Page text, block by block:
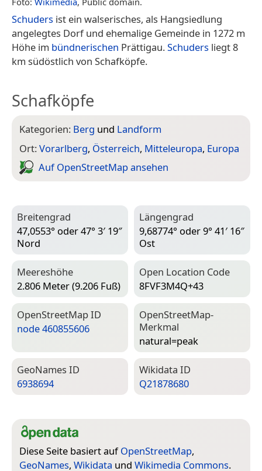
Schuders ist ein walserisches, als Hangsiedlung
angelegtes Dorf und ehemalige Gemeinde in 1272 m
Höhe im bündnerischen Prättigau.Schuders liegt 8
km südöstlich von Schafköpfe.
Schafköpfe
Kategorien: Berg und Landform
Ort:Vorarlberg, Österreich, Mitteleuropa, Europa
Auf Open­Street­Map ansehen
Breitengrad
47,0553° oder 47° 3′ 19″
Nord
Längengrad
9,68774° oder 9° 41′ 16″
Ost
Meereshöhe
2.806 Meter (9.206 Fuß)
Open Location Code
8FVF3M4Q+43
Open­Street­Map ID
node 460855606
Open­Street­Map-
Merkmal
natural=­peak
Geo­Names ID
6938694
Wiki­data ID
Q21878680
Diese Seite basiert aufOpenStreetMap,
GeoNames, Wikidata und Wikimedia Commons.